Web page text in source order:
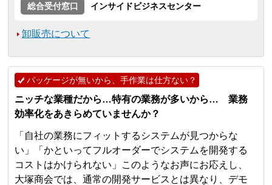
総合受付窓口
インサイドビジネスセンター
卸販売について
パッケージが無いから、手作業は仕方ない？
ニッチな業種だから…特有の業務が多いから… 業務
効率化をあきらめていませんか？
「自社の業務にフィットするシステムが見つからな
い」「かといってフルオーダーでシステムを開発する
コストはかけられない」このようなお声にお応えし、
大塚商会では、通常の開発サービスとは異なり、デモ